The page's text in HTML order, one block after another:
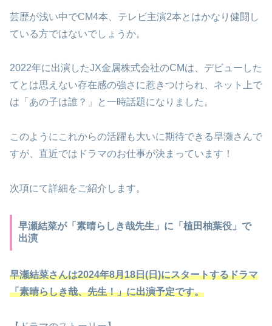
芸歴が浅い中でCM4本、テレビ主演2本とはかなり健闘し
ている方ではないでしょうか。
2022年に出演したJX金属株式会社のCMは、デビューした
てとは思えない存在感の強さに惹きつけられ、ネット上で
は「あの子は誰？」と一時話題になりました。
このようにこれからの活躍も大いに期待できる早瀬さんで
すが、直近ではドラマのお仕事が決まっています！
次項にて詳細をご紹介します。
早瀬結菜が「素晴らしき哉先生」に「植田柚葉役」で
出演
早瀬結菜さんは2024年8月18日(日)にスタートするドラマ
「素晴らしき哉、先生！」に出演予定です。